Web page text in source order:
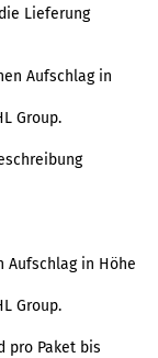
Lieferung
Aufschlag in
Group.
Aufschlag in Höhe
Group.
pro Paket bis